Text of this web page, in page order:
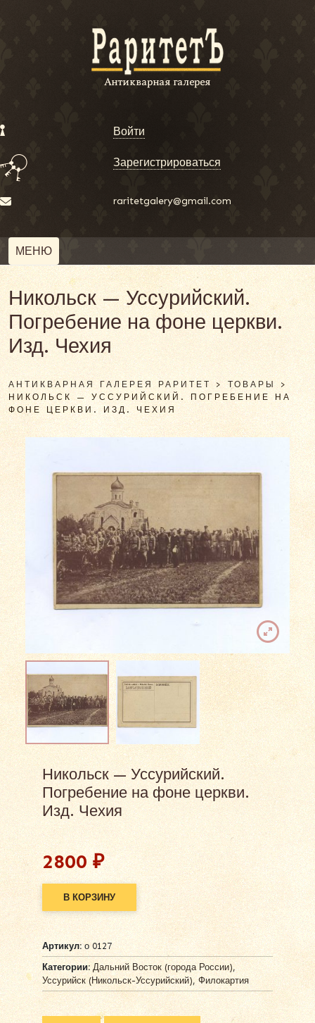
Войти
Зарегистрироваться
raritetgalery@gmail.com
МЕНЮ
Никольск — Уссурийский.
Погребение на фоне церкви.
Изд. Чехия
АНТИКВАРНАЯ ГАЛЕРЕЯ РАРИТЕТ >ТОВАРЫ >
НИКОЛЬСК — УССУРИЙСКИЙ. ПОГРЕБЕНИЕ НА
ФОНЕ ЦЕРКВИ. ИЗД. ЧЕХИЯ
Никольск — Уссурийский.
Погребение на фоне церкви.
Изд. Чехия
2800₽
В КОРЗИНУ
Alternative:
Артикул:о 0127
Категории: Дальний Восток (города России),
Уссурийск (Никольск-Уссурийский),Филокартия